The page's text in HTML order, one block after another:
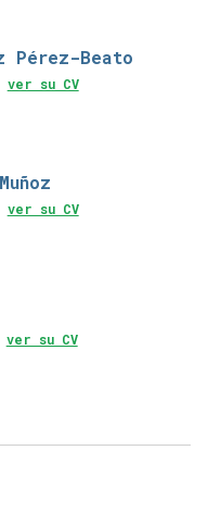
Pérez-Beato
ver su CV
ver su CV
ver su CV